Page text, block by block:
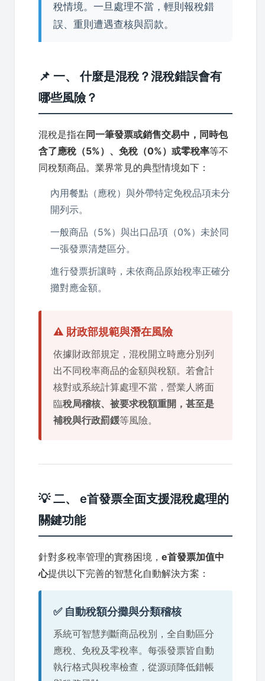
稅情境。一旦處理不當，輕則報稅錯
誤、重則遭遇查核與罰款。
📌 一、 什麼是混稅？混稅錯誤會有
哪些風險？
混稅是指在 同一筆發票或銷售交易中，同時包
含了應稅（5%）、免稅（0%）或零稅率等不
同稅類商品。業界常見的典型情境如下：
內用餐點（應稅）與外帶特定免稅品項未分
開列示。
一般商品（5%）與出口品項（0%）未於同
一張發票清楚區分。
進行發票折讓時，未依商品原始稅率正確分
攤對應金額。
⚠️ 財政部規範與潛在風險
依據財政部規定，混稅開立時應分別列
出不同稅率商品的金額與稅額。若會計
核對或系統計算處理不當，營業人將面
臨稅局稽核、被要求稅額重開，甚至是
補稅與行政罰鍰等風險。
💡 二、 e首發票全面支援混稅處理的
關鍵功能
針對多稅率管理的實務困境， e首發票加值中
心提供以下完善的智慧化自動解決方案：
✅ 自動稅額分攤與分類稽核
系統可智慧判斷商品稅別，全自動區分
應稅、免稅及零稅率。每張發票皆自動
執行格式與稅率檢查，從源頭降低錯帳